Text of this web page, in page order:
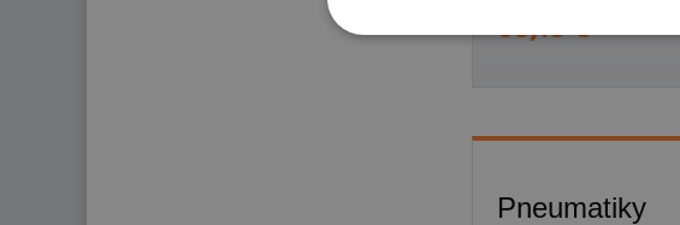
63,16 €
Pneumatiky